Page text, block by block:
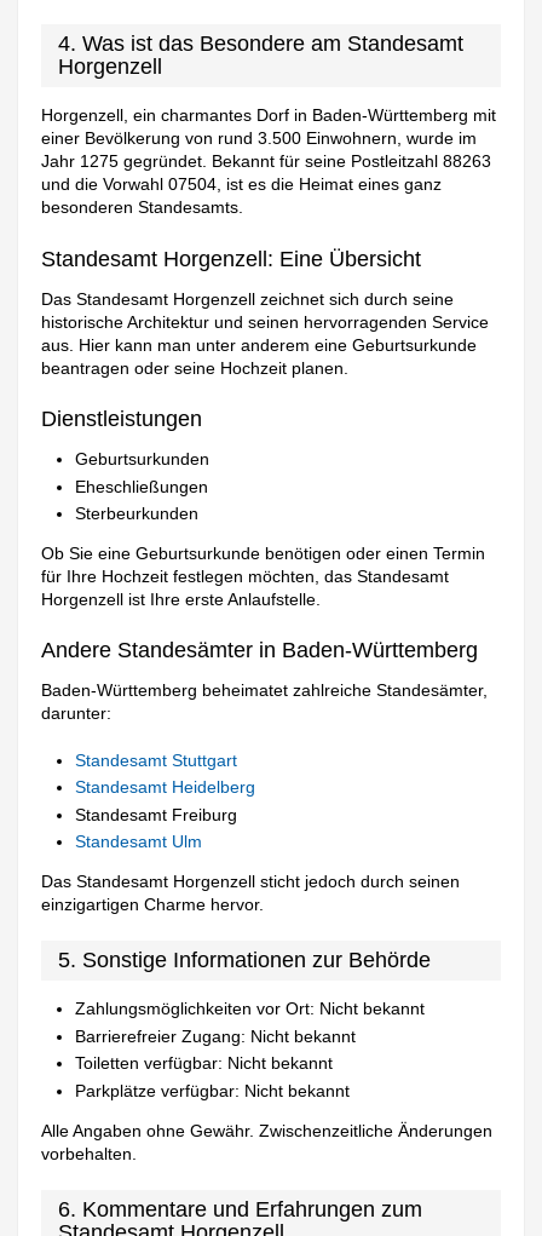
4. Was ist das Besondere am Standesamt
Horgenzell
Horgenzell, ein charmantes Dorf in Baden-Württemberg mit
einer Bevölkerung von rund 3.500 Einwohnern, wurde im
Jahr 1275 gegründet. Bekannt für seine Postleitzahl 88263
und die Vorwahl 07504, ist es die Heimat eines ganz
besonderen Standesamts.
Standesamt Horgenzell: Eine Übersicht
Das Standesamt Horgenzell zeichnet sich durch seine
historische Architektur und seinen hervorragenden Service
aus. Hier kann man unter anderem eine Geburtsurkunde
beantragen oder seine Hochzeit planen.
Dienstleistungen
Geburtsurkunden
Eheschließungen
Sterbeurkunden
Ob Sie eine Geburtsurkunde benötigen oder einen Termin
für Ihre Hochzeit festlegen möchten, das Standesamt
Horgenzell ist Ihre erste Anlaufstelle.
Andere Standesämter in Baden-Württemberg
Baden-Württemberg beheimatet zahlreiche Standesämter,
darunter:
Standesamt Stuttgart
Standesamt Heidelberg
Standesamt Freiburg
Standesamt Ulm
Das Standesamt Horgenzell sticht jedoch durch seinen
einzigartigen Charme hervor.
5. Sonstige Informationen zur Behörde
Zahlungsmöglichkeiten vor Ort: Nicht bekannt
Barrierefreier Zugang: Nicht bekannt
Toiletten verfügbar: Nicht bekannt
Parkplätze verfügbar: Nicht bekannt
Alle Angaben ohne Gewähr. Zwischenzeitliche Änderungen
vorbehalten.
6. Kommentare und Erfahrungen zum